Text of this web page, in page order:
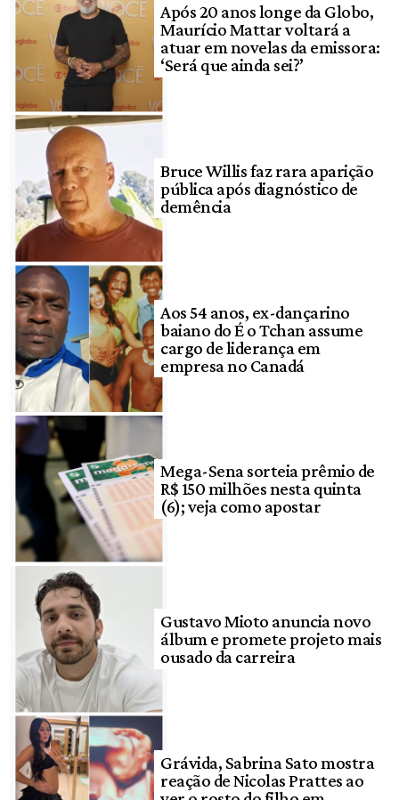
Após 20 anos longe da Globo,
Maurício Mattar voltará a
atuar em novelas da emissora:
‘Será que ainda sei?’
Bruce Willis faz rara aparição
pública após diagnóstico de
demência
Aos 54 anos, ex-dançarino
baiano do É o Tchan assume
cargo de liderança em
empresa no Canadá
Mega-Sena sorteia prêmio de
R$ 150 milhões nesta quinta
(6); veja como apostar
Gustavo Mioto anuncia novo
álbum e promete projeto mais
ousado da carreira
Grávida, Sabrina Sato mostra
reação de Nicolas Prattes ao